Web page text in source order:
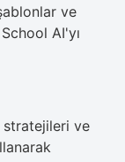
ve
AI'yı
stratejileri ve